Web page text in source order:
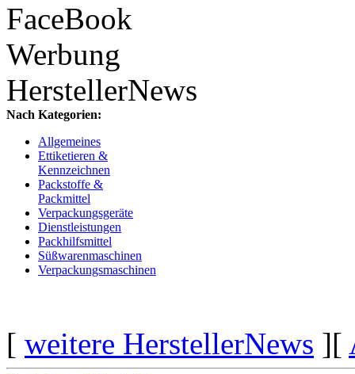
FaceBook
Werbung
HerstellerNews
Nach Kategorien:
Allgemeines
Ettiketieren &
Kennzeichnen
Packstoffe &
Packmittel
Verpackungsgeräte
Dienstleistungen
Packhilfsmittel
Süßwarenmaschinen
Verpackungsmaschinen
[ weitere HerstellerNews ][